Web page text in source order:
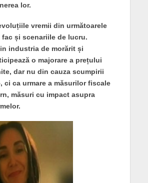
lor.
vremii din următoarele
fac și scenariile de lucru.
industria de morărit și
o majorare a prețului
dar nu din cauza scumpirii
ci ca urmare a măsurilor fiscale
măsuri cu impact asupra